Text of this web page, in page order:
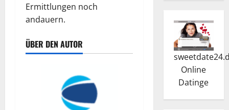
Ermittlungen noch
andauern.
ÜBER DEN AUTOR
Online
Datinge